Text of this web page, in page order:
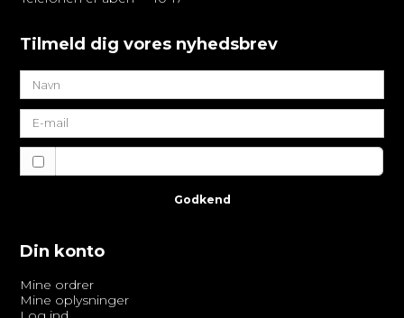
Tilmeld dig vores nyhedsbrev
Godkend
Din konto
Mine ordrer
Mine oplysninger